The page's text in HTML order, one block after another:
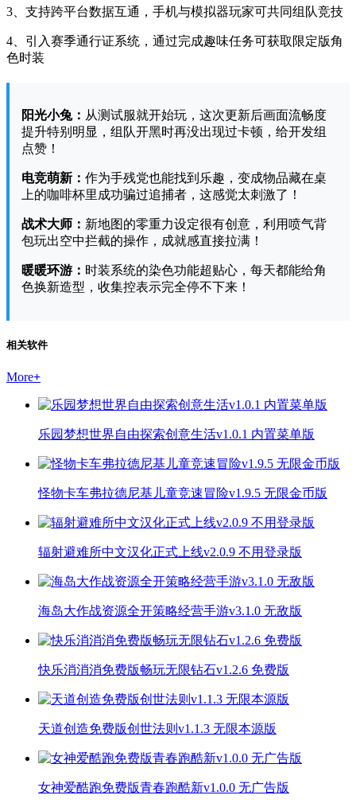
3、支持跨平台数据互通，手机与模拟器玩家可共同组队竞技
4、引入赛季通行证系统，通过完成趣味任务可获取限定版角
色时装
阳光小兔： 从测试服就开始玩，这次更新后画面流畅度
提升特别明显，组队开黑时再没出现过卡顿，给开发组
点赞！
电竞萌新： 作为手残党也能找到乐趣，变成物品藏在桌
上的咖啡杯里成功骗过追捕者，这感觉太刺激了！
战术大师： 新地图的零重力设定很有创意，利用喷气背
包玩出空中拦截的操作，成就感直接拉满！
暖暖环游： 时装系统的染色功能超贴心，每天都能给角
色换新造型，收集控表示完全停不下来！
相关软件
More+
乐园梦想世界自由探索创意生活v1.0.1 内置菜单版
怪物卡车弗拉德尼基儿童竞速冒险v1.9.5 无限金币版
辐射避难所中文汉化正式上线v2.0.9 不用登录版
海岛大作战资源全开策略经营手游v3.1.0 无敌版
快乐消消消免费版畅玩无限钻石v1.2.6 免费版
天道创造免费版创世法则v1.1.3 无限本源版
女神爱酷跑免费版青春跑酷新v1.0.0 无广告版